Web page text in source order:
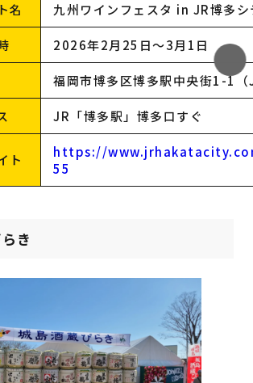
名 九州ワインフェスタ in JR博多シ
2026年2月25日〜3月1日
福岡市博多区博多駅中央街1-1
JR「博多駅」博多口すぐ
ト
https://
55
き